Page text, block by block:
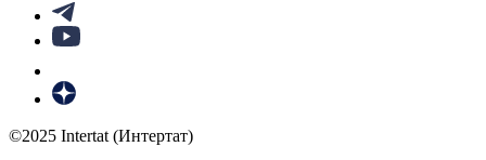
©2025 Intertat (Интертат)